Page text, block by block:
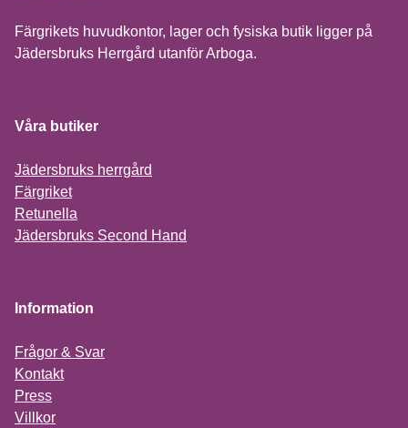
Färgrikets huvudkontor, lager och fysiska butik ligger på
Jädersbruks Herrgård utanför Arboga.
Våra butiker
Jädersbruks herrgård
Färgriket
Retunella
Jädersbruks Second Hand
Information
Frågor & Svar
Kontakt
Press
Villkor